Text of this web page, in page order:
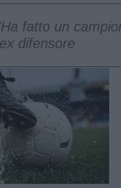
fatto un
difensore